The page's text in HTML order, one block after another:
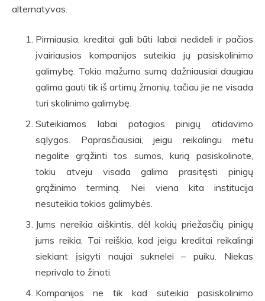
alternatyvas.
Pirmiausia, kreditai gali būti labai nedideli ir pačios
įvairiausios kompanijos suteikia jų pasiskolinimo
galimybę. Tokio mažumo sumą dažniausiai daugiau
galima gauti tik iš artimų žmonių, tačiau jie ne visada
turi skolinimo galimybę.
Suteikiamos labai patogios pinigų atidavimo
sąlygos. Paprasčiausiai, jeigu reikalingu metu
negalite grąžinti tos sumos, kurią pasiskolinote,
tokiu atveju visada galima prasitęsti pinigų
grąžinimo terminą. Nei viena kita institucija
nesuteikia tokios galimybės.
Jums nereikia aiškintis, dėl kokių priežasčių pinigų
jums reikia. Tai reiškia, kad jeigu kreditai reikalingi
siekiant įsigyti naujai suknelei – puiku. Niekas
neprivalo to žinoti.
Kompanijos ne tik kad suteikia pasiskolinimo